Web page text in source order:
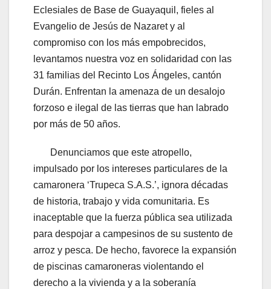
Eclesiales de Base de Guayaquil, fieles al
Evangelio de Jesús de Nazaret y al
compromiso con los más empobrecidos,
levantamos nuestra voz en solidaridad con las
31 familias del Recinto Los Ángeles, cantón
Durán. Enfrentan la amenaza de un desalojo
forzoso e ilegal de las tierras que han labrado
por más de 50 años.
Denunciamos que este atropello,
impulsado por los intereses particulares de la
camaronera ‘Trupeca S.A.S.’, ignora décadas
de historia, trabajo y vida comunitaria. Es
inaceptable que la fuerza pública sea utilizada
para despojar a campesinos de su sustento de
arroz y pesca. De hecho, favorece la expansión
de piscinas camaroneras violentando el
derecho a la vivienda y a la soberanía